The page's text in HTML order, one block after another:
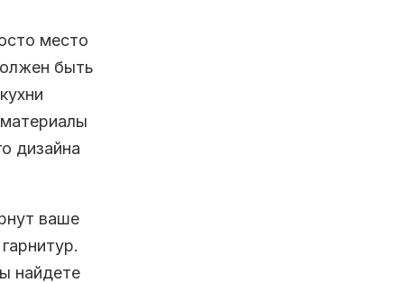
место
быть
дизайна
ваше
найдете